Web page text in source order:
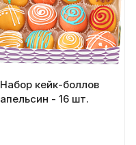
Набор кейк-боллов
апельсин - 16 шт.